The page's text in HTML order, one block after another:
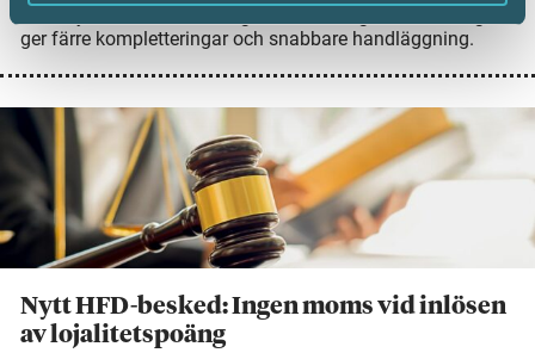
ger färre kompletteringar och snabbare handläggning.
Nytt HFD-besked: Ingen moms vid inlösen
av lojalitetspoäng